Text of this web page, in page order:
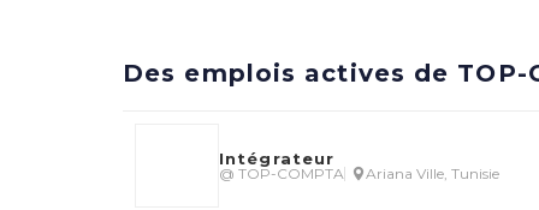
Des emplois actives de TOP-
Intégrateur
@ TOP-COMPTA Ariana Ville, Tunisie